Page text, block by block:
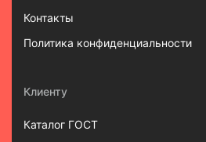
Контакты
Политика конфиденциальности
Клиенту
Каталог ГОСТ